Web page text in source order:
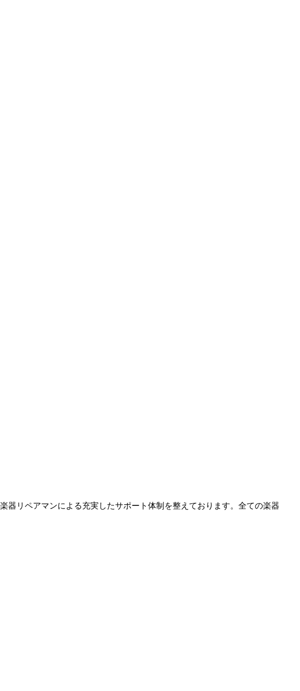
器リペアマンによる充実したサポート体制を整えております。全ての楽器